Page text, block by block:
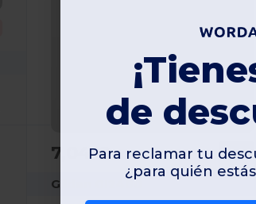
7,04 €10,45 € -33%
Gildan GI2400
de
Para reclamar tu
¿para quién